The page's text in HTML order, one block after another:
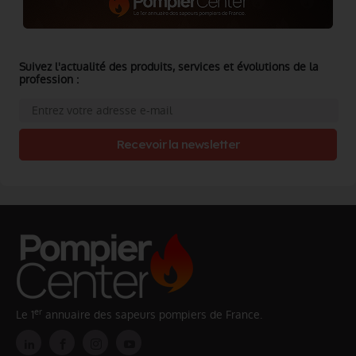
Suivez l'actualité des produits, services et évolutions de la
profession :
Recevoir la newsletter
Le 1er annuaire des sapeurs pompiers de France.